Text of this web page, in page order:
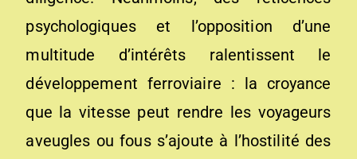
psychologiques et l’opposition d’une
multitude d’intérêts ralentissent le
développement ferroviaire : la croyance
que la vitesse peut rendre les voyageurs
aveugles ou fous s’ajoute à l’hostilité des